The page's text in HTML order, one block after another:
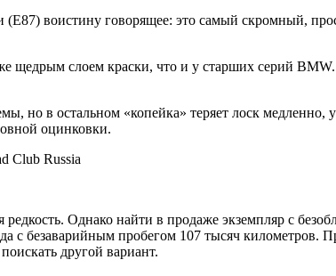
воистину говорящее: это самый скромный,
слоем краски, что и у старших серий
но в остальном «копейка» теряет лоск
оцинковки.
Однако найти в продаже экземпляр с
с безаварийным пробегом 107 тысяч километров.
другой вариант.